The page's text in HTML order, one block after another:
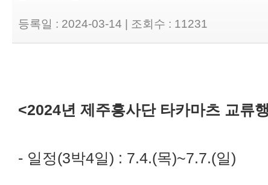
등록일 : 2024-03-14 | 조회수 : 11231
<2024년 제주흥사단 타카마츠 교류
- 일정(3박4일) : 7.4.(목)~7.7.(일)